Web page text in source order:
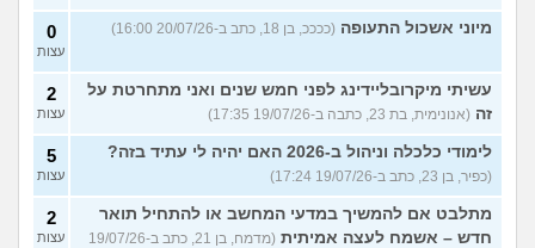
מיוני אשכול התעופה (ככככ, בן 18, כתב ב-20/07/26 16:00) 0
עצות
עשיתי מיקרובליידינג לפני חמש שנים ואני מתחרטת על
זה (אנונימית, בת 23, כתבה ב-19/07/26 17:35)
2
עצות
לימודי כלכלה וניהול ב-2026 האם יהיה לי עתיד בזה?
(כפיר, בן 23, כתב ב-19/07/26 17:24)
5
עצות
מתלבט אם להמשיך במדעי המחשב או להתחיל תואר
חדש – אשמח לעצה אמיתית
(מדמח, בן 21, כתב ב-19/07/26
2
עצות